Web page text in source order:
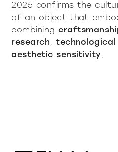
2025 confirms the
of an object that
combining
research,technological
aesthetic sensitivity.